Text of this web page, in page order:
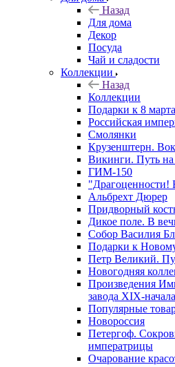
Назад
Для дома
Декор
Посуда
Чай и сладости
Коллекции
Назад
Коллекции
Подарки к 8 марта
Российская
Смолянки
Крузенштерн.
Викинги. Путь на
ГИМ-150
"Драгоценности!
Альбрехт Дюрер
Придворный
Дикое поле. В
Собор Василия
Подарки к
Петр Великий.
Новогодняя
Произведения
завода XIX-
Популярные
Новороссия
Петергоф.
императрицы
Очарование